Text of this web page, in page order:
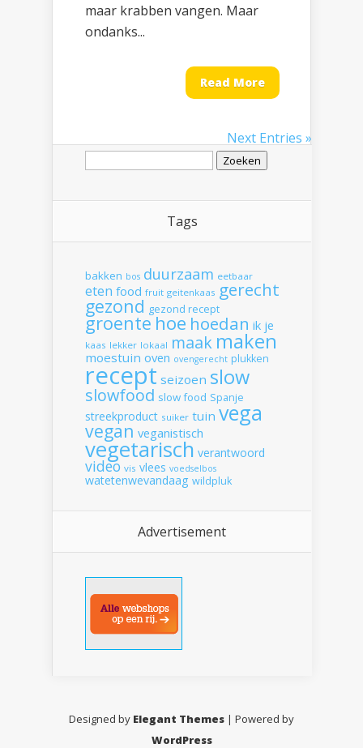
maar krabben vangen. Maar
ondanks...
Read More
Next Entries »
Zoeken
Tags
bakken bos duurzaam eetbaar
eten food fruit geitenkaas gerecht
gezond gezond recept
groente hoe hoedan ik je
kaas lekker lokaal maak maken
moestuin oven ovengerecht plukken
recept seizoen slow
slowfood slow food Spanje
streekproduct suiker tuin vega
vegan veganistisch
vegetarisch verantwoord
video vis vlees voedselbos
watetenwevandaag wildpluk
Advertisement
Designed by Elegant Themes | Powered by
WordPress